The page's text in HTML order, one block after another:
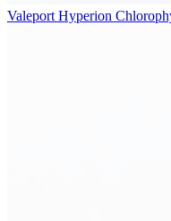
Valeport Hyperion